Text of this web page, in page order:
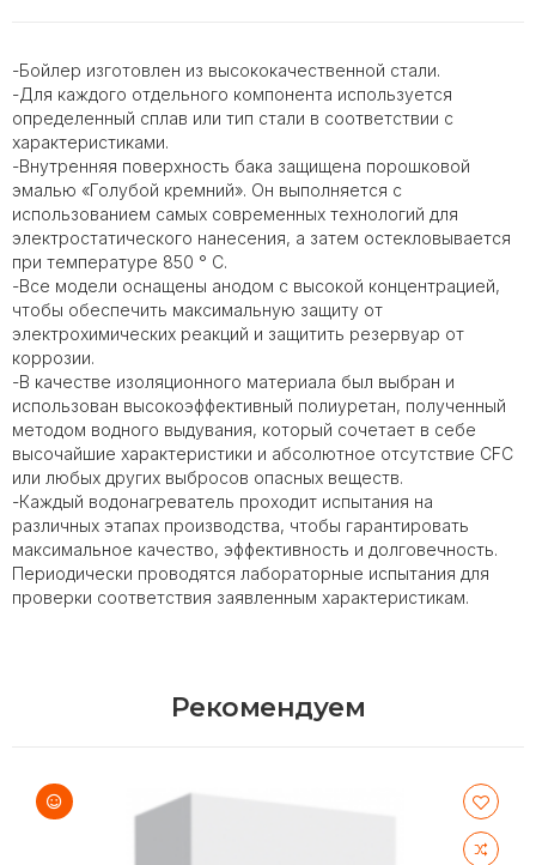
-Бойлер изготовлен из высококачественной стали.
-Для каждого отдельного компонента используется
определенный сплав или тип стали в соответствии с
характеристиками.
-Внутренняя поверхность бака защищена порошковой
эмалью «Голубой кремний». Он выполняется с
использованием самых современных технологий для
электростатического нанесения, а затем остекловывается
при температуре 850 ° C.
-Все модели оснащены анодом с высокой концентрацией,
чтобы обеспечить максимальную защиту от
электрохимических реакций и защитить резервуар от
коррозии.
-В качестве изоляционного материала был выбран и
использован высокоэффективный полиуретан, полученный
методом водного выдувания, который сочетает в себе
высочайшие характеристики и абсолютное отсутствие CFC
или любых других выбросов опасных веществ.
-Каждый водонагреватель проходит испытания на
различных этапах производства, чтобы гарантировать
максимальное качество, эффективность и долговечность.
Периодически проводятся лабораторные испытания для
проверки соответствия заявленным характеристикам.
Рекомендуем